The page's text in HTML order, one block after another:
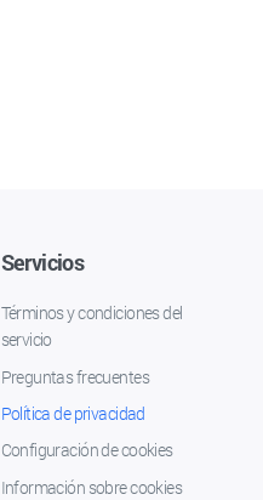
Servicios
Términos y condiciones del
servicio
Preguntas frecuentes
Política de privacidad
Configuración de cookies
Información sobre cookies